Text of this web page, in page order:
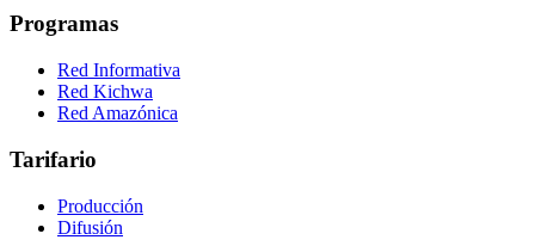
Programas
Red Informativa
Red Kichwa
Red Amazónica
Tarifario
Producción
Difusión